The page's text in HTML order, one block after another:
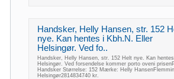
Handsker, Helly Hansen, str. 152
nye. Kan hentes i Kbh.N. Eller
Helsingør. Ved fo..
Handsker, Helly Hansen, str. 152 Helt nye. Kan
Helsingør. Ved forsendelse kommer porto oveni
Handsker Størrelse: 152 Mærke: Helly
Helsingør2814834740 kr.